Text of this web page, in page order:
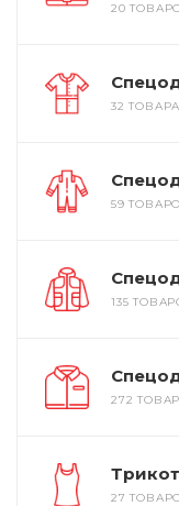
20
32 ТОВАРА
59
135
272
27